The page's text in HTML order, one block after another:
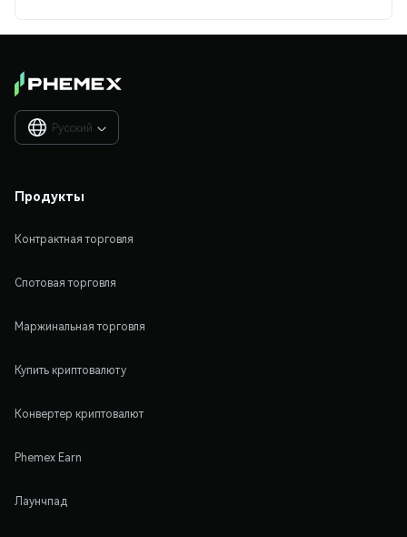
Русский 
Продукты
Контрактная торговля
Спотовая торговля
Маржинальная торговля
Купить криптовалюту
Конвертер криптовалют
Phemex Earn
Лаунчпад